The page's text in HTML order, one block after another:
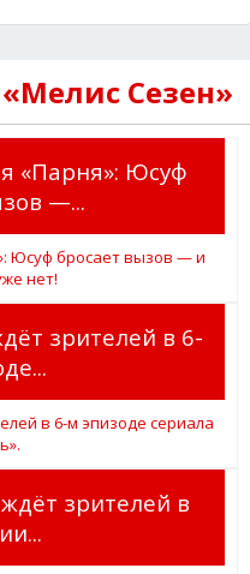
Сезен»
«Парня»: Юсуф
—...
зрителей в 6-
зрителей в